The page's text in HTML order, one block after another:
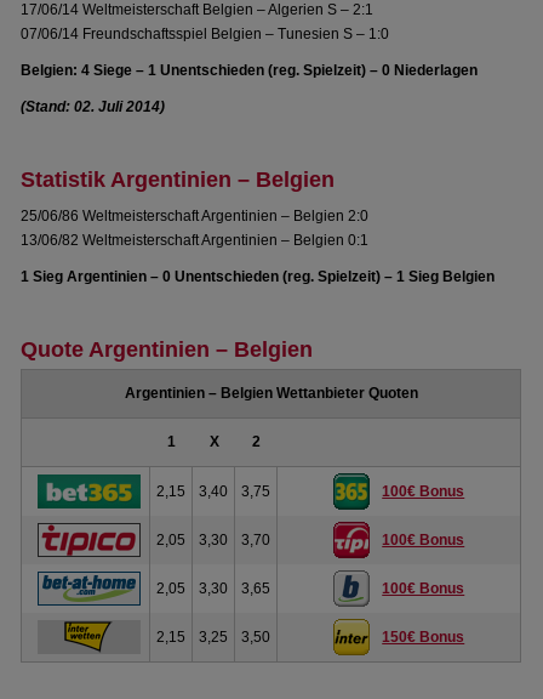
17/06/14 Weltmeisterschaft Belgien – Algerien S – 2:1
07/06/14 Freundschaftsspiel Belgien – Tunesien S – 1:0
Belgien: 4 Siege – 1 Unentschieden (reg. Spielzeit) – 0 Niederlagen
(Stand: 02. Juli 2014)
Statistik Argentinien – Belgien
25/06/86 Weltmeisterschaft Argentinien – Belgien 2:0
13/06/82 Weltmeisterschaft Argentinien – Belgien 0:1
1 Sieg Argentinien – 0 Unentschieden (reg. Spielzeit) – 1 Sieg Belgien
Quote Argentinien – Belgien
Argentinien – Belgien Wettanbieter Quoten
1 X 2
2,15 3,40 3,75 100€ Bonus
2,05 3,30 3,70 100€ Bonus
2,05 3,30 3,65 100€ Bonus
2,15 3,25 3,50 150€ Bonus